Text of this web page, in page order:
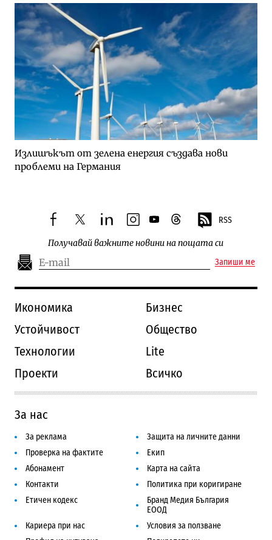
Излишъкът от зелена енергия създава нови
проблеми на Германия
facebooktwitterlinkedininstagram
youtubethreads RSS
Получавай важните новини на пощата си
Запиши ме
Икономика
Бизнес
Устойчивост
Общество
Технологии
Lite
Проекти
Всичко
За нас
За реклама
Защита на личните данни
Проверка на фактите
Екип
Абонамент
Карта на сайта
Контакти
Политика при коригиране
Етичен кодекс
Бранд Медия България
ЕООД
Кариера при нас
Условия за ползване